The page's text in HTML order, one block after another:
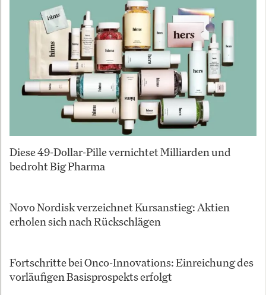
Diese 49-Dollar-Pille vernichtet Milliarden und
bedroht Big Pharma
Novo Nordisk verzeichnet Kursanstieg: Aktien
erholen sich nach Rückschlägen
Fortschritte bei Onco-Innovations: Einreichung des
vorläufigen Basisprospekts erfolgt